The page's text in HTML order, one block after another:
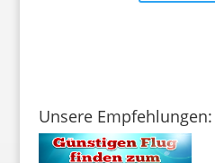
Unsere Empfehlungen: